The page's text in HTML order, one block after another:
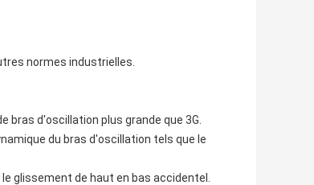
normes industrielles.
d'oscillation plus grande que 3G.
du bras d'oscillation tels que le
glissement de haut en bas accidentel.